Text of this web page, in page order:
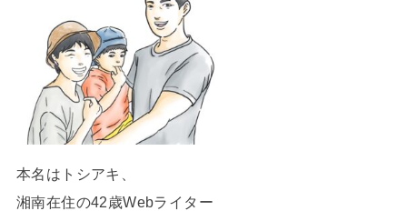
本名はトシアキ、
湘南在住の42歳Webライター